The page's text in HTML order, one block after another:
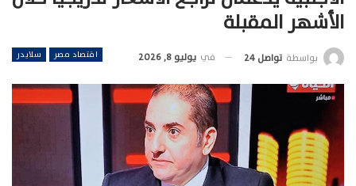
الأشهر المقبلة
اقتصاد مصر سلايدر بواسطة تواصل 24 في يوليو 8, 2026